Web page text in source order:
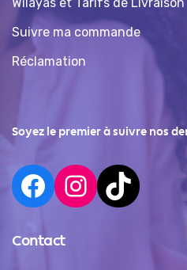
Suivre ma commande
Réclamation
Soyez le premier à suivre nos
Contact